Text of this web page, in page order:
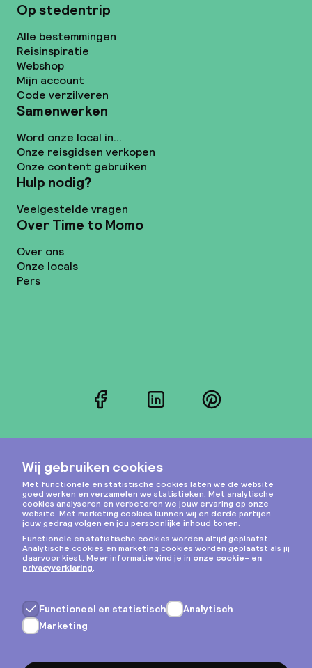
Op stedentrip
Alle bestemmingen
Reisinspiratie
Webshop
Mijn account
Code verzilveren
Samenwerken
Word onze local in...
Onze reisgidsen verkopen
Onze content gebruiken
Hulp nodig?
Veelgestelde vragen
Over Time to Momo
Over ons
Onze locals
Pers
FacebookLinkedInPinterest
Instagram
Privacy & cookies
Algemene voorwaarden